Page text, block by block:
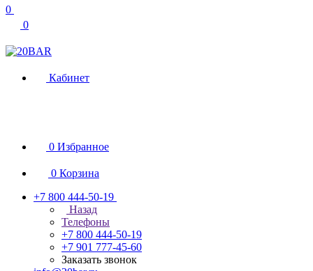
0
0
Кабинет
0 Избранное
0 Корзина
+7 800 444-50-19
Назад
Телефоны
+7 800 444-50-19
+7 901 777-45-60
Заказать звонок